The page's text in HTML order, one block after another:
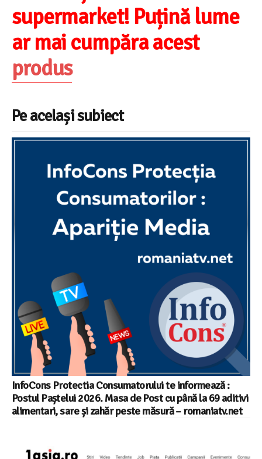
supermarket! Puțină lume
ar mai cumpăra acest
produs
Pe același subiect
InfoCons Protectia Consumatorului te informează :
Postul Paștelui 2026. Masa de Post cu până la 69 aditivi
alimentari, sare și zahăr peste măsură – romaniatv.net